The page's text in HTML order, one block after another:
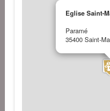
Eglise Saint-
Paramé
35400 Saint-